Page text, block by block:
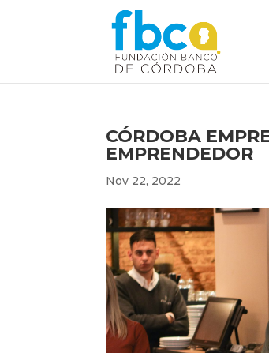
CÓRDOBA
EMPRENDEDOR
Nov 22, 2022